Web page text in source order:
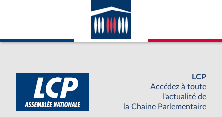
LCP
Accédez à toute
l'actualité de
la Chaine Parlementaire